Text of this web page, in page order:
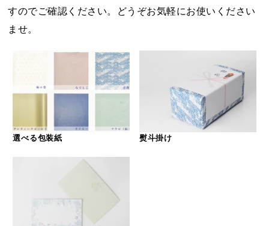
すのでご確認ください。どうぞお気軽にお使いください
ませ。
選べる包装紙 熨斗掛け